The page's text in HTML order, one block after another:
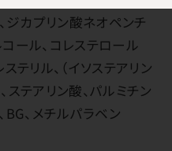
ジカプリン酸ネオペンチ
ール、コレステロール
テリル、（イソステアリン
ステアリン酸、パルミチン
BG、メチルパラベン